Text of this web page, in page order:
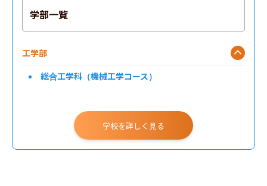
学部一覧
工学部
総合工学科（機械工学コース）
学校を詳しく見る